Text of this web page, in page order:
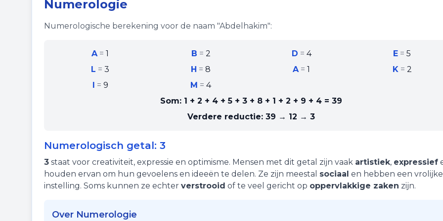
Numerologie
Numerologische berekening voor de naam "Abdelhakim":
A=1 B = 2 D = 4 E =5
L =3 H =8 A=1 K= 2
I = 9 M =4
Som: 1 + 2 + 4 + 5 + 3 + 8 + 1 + 2 + 9 + 4 = 39
Verdere reductie: 39 → 12 → 3
Numerologisch getal: 3
3 staat voor creativiteit, expressie en optimisme. Mensen met dit getal zijn vaak artistiek, expressief
houden ervan om hun gevoelens en ideeën te delen. Ze zijn meestal sociaal en hebben een vrolijke
instelling. Soms kunnen ze echter verstrooid of te veel gericht op oppervlakkige zaken zijn.
Over Numerologie